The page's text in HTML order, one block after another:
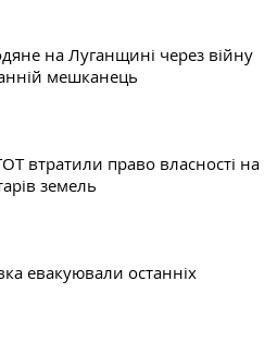
на Луганщині через війну
мешканець
втратили право власності на
земель
евакуювали останніх